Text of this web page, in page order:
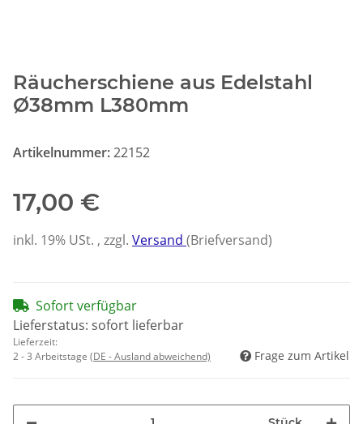
Räucherschiene aus Edelstahl
Ø38mm L380mm
Artikelnummer:22152
17,00 €
inkl. 19% USt. , zzgl. Versand (Briefversand)
Sofort verfügbar
Lieferstatus: sofort lieferbar
Lieferzeit:
2 - 3 Arbeitstage (DE - Ausland abweichend) Frage zum Artikel